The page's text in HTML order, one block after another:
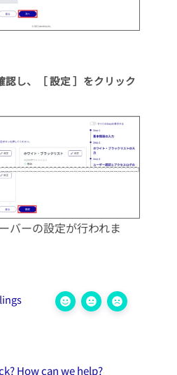
認し、［ 設定 ］をクリック
バーの設定が行われま
How can we help?